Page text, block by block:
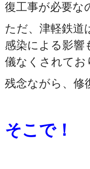
復工事が必要な
ただ、津軽鉄道
感染による影響
儀なくされてお
残念ながら、修
そこで！